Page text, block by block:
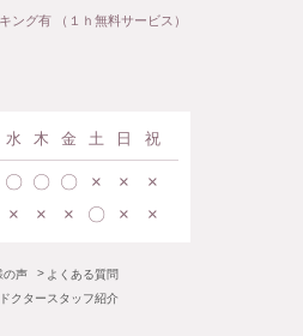
ング有 （１ｈ無料サービス）
水 木 金 土 日 祝
〇 〇 〇 × × ×
× × × 〇 × ×
の声
よくある質問
ドクタースタッフ紹介